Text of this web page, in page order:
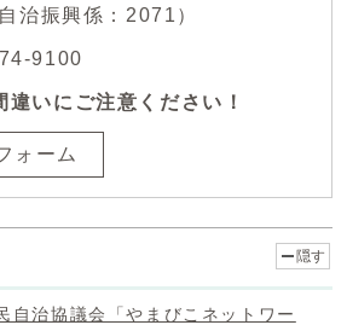
治振興係：2071）
9100
違いにご注意ください！
ォーム
隠す
自治協議会「やまびこネットワー